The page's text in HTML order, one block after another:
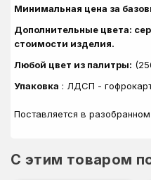
Минимальная цена за
Дополнительные цвета:
стоимости изделия.
Любой цвет из палитры:
Упаковка : ЛДСП -
Поставляется в
C этим товаром